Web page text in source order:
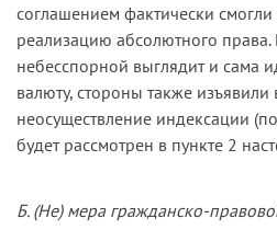
соглашением фактически смогли
реализацию абсолютного права.
небесспорной выглядит и сама
валюту, стороны также
неосуществление индексации
будет рассмотрен в пункте 2
Б. (Не) мера гражданско-